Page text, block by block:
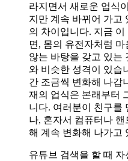
라지면서 새로운 업식
지만 계속 바뀌어 가고
의 차이입니다. 지금
면, 몸의 유전자처럼 마
않는 바탕을 갖고 있는
와 비슷한 성격이 있습
간 조금씩 변화해 나갑
재의 업식은 본래부터
니다. 여러분이 친구를
나, 혼자서 컴퓨터나
해 계속 변화해 나가고
유튜브 검색을 할 때